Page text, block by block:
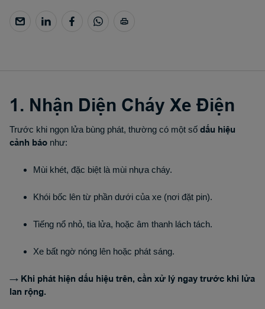
1. Nhận Diện Cháy Xe Điện
Trước khi ngọn lửa bùng phát, thường có một số dấu hiệu
cảnh báo như:
Mùi khét, đặc biệt là mùi nhựa cháy.
Khói bốc lên từ phần dưới của xe (nơi đặt pin).
Tiếng nổ nhỏ, tia lửa, hoặc âm thanh lách tách.
Xe bất ngờ nóng lên hoặc phát sáng.
→ Khi phát hiện dấu hiệu trên, cần xử lý ngay trước khi lửa
lan rộng.